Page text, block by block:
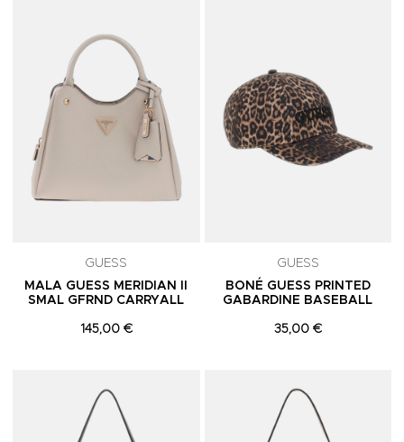
GUESS
MALA GUESS MERIDIAN II
SMAL GFRND CARRYALL
145,00 €
GUESS
BONÉ GUESS PRINTED
GABARDINE BASEBALL
35,00 €